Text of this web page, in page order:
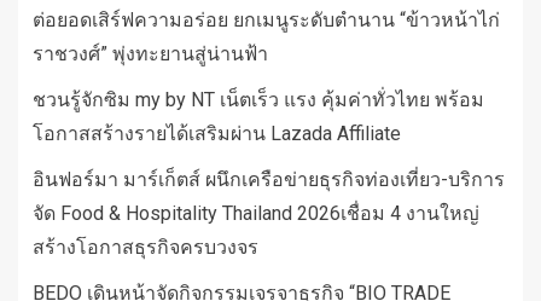
ต่อยอดเสิร์ฟความอร่อย ยกเมนูระดับตำนาน “ข้าวหน้าไก่
ราชวงศ์” พุ่งทะยานสู่น่านฟ้า
ชวนรู้จักซิม my by NT เน็ตเร็ว แรง คุ้มค่าทั่วไทย พร้อม
โอกาสสร้างรายได้เสริมผ่าน Lazada Affiliate
อินฟอร์มา มาร์เก็ตส์ ผนึกเครือข่ายธุรกิจท่องเที่ยว-บริการ
จัด Food & Hospitality Thailand 2026เชื่อม 4 งานใหญ่
สร้างโอกาสธุรกิจครบวงจร
BEDO เดินหน้าจัดกิจกรรมเจรจาธุรกิจ “BIO TRADE